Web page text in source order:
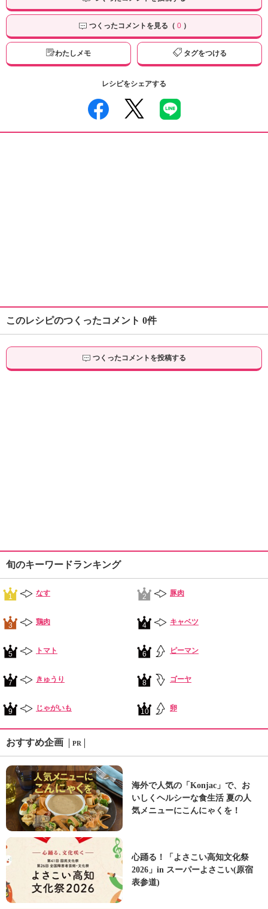
つくったコメントを見る（ 0）
わたしメモ タグをつける
レシピをシェアする
このレシピのつくったコメント 0件
つくったコメントを投稿する
旬のキーワードランキング
1 なす 2 豚肉
3 鶏肉 4 キャベツ
5 トマト 6 ピーマン
7 きゅうり 8 ゴーヤ
9 じゃがいも 10 卵
おすすめ企画 PR
海外で人気の「Konjac」で、お
いしくヘルシーな食生活 夏の人
気メニューにこんにゃくを！
心踊る！「よさこい高知文化祭
2026」in スーパーよさこい(原宿
表参道)